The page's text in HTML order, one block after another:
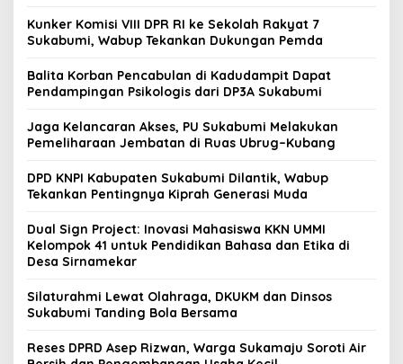
Kunker Komisi VIII DPR RI ke Sekolah Rakyat 7
Sukabumi, Wabup Tekankan Dukungan Pemda
Balita Korban Pencabulan di Kadudampit Dapat
Pendampingan Psikologis dari DP3A Sukabumi
Jaga Kelancaran Akses, PU Sukabumi Melakukan
Pemeliharaan Jembatan di Ruas Ubrug–Kubang
DPD KNPI Kabupaten Sukabumi Dilantik, Wabup
Tekankan Pentingnya Kiprah Generasi Muda
Dual Sign Project: Inovasi Mahasiswa KKN UMMI
Kelompok 41 untuk Pendidikan Bahasa dan Etika di
Desa Sirnamekar
Silaturahmi Lewat Olahraga, DKUKM dan Dinsos
Sukabumi Tanding Bola Bersama
Reses DPRD Asep Rizwan, Warga Sukamaju Soroti Air